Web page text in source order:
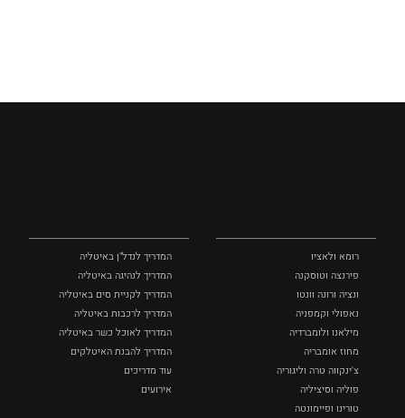
רומא ולאציו
פירנצה וטוסקנה ‏
ונציה ורונה וונטו
נאפולי‏ וקמפניה
מילאנו ולומברדיה
מחוז אומבריה
צ'ינקווה טרה וליגוריה
פוליה וסיציליה ‏
טורינו ופיימונטה
המדריך לנדל"ן באיטליה
המדריך לנהיגה באיטליה
המדריך לקניית סים באיטליה
המדריך לרכבות באיטליה
המדריך לאוכל כשר באיטליה
המדריך להבנת האיטלקים
עוד מדריכים
אירועים